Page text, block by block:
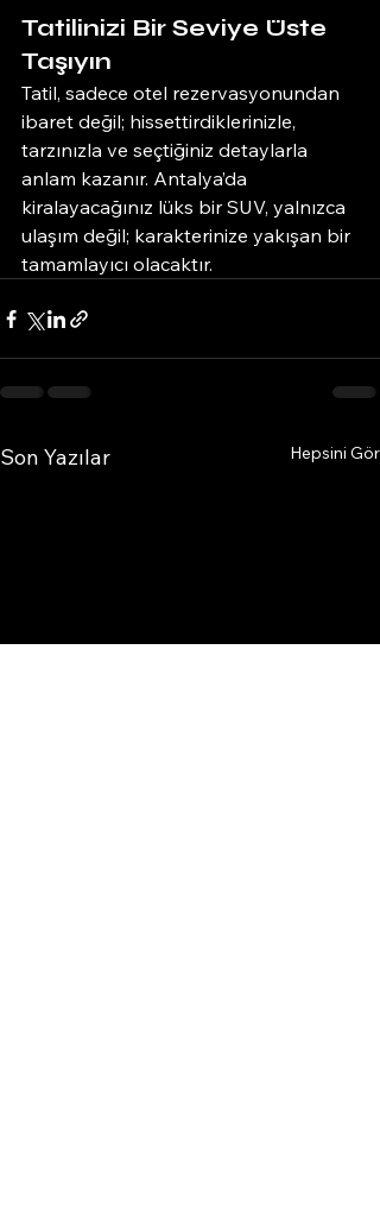
Tatilinizi Bir Seviye Üste
Taşıyın
Tatil, sadece otel rezervasyonundan
ibaret değil; hissettirdiklerinizle,
tarzınızla ve seçtiğiniz detaylarla
anlam kazanır. Antalya’da
kiralayacağınız lüks bir SUV, yalnızca
ulaşım değil; karakterinize yakışan bir
tamamlayıcı olacaktır.
Son Yazılar Hepsini Gör